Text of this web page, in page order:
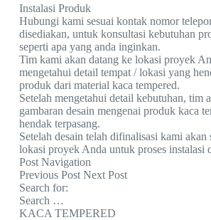
Instalasi Produk
Hubungi kami sesuai kontak nomor
disediakan, untuk konsultasi kebutuhan
seperti apa yang anda inginkan.
Tim kami akan datang ke lokasi proyek
mengetahui detail tempat / lokasi yang
produk dari material kaca tempered.
Setelah mengetahui detail kebutuhan, tim
gambaran desain mengenai produk kaca
hendak terpasang.
Setelah desain telah difinalisasi kami akan
lokasi proyek Anda untuk proses instalasi
Post Navigation
Previous Post Next Post
Search for:
Search …
KACA TEMPERED